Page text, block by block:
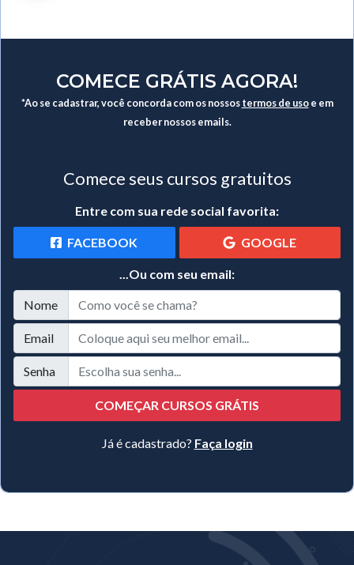
COMECE GRÁTIS AGORA!
*Ao se cadastrar, você concorda com os nossostermos de usoe em
receber nossos emails.
Comece seus cursos gratuitos
Entre com sua rede social favorita:
FACEBOOK GOOGLE
...Ou com seu email:
Nome
Email
Senha
COMEÇAR CURSOS GRÁTIS
Já é cadastrado? Faça login